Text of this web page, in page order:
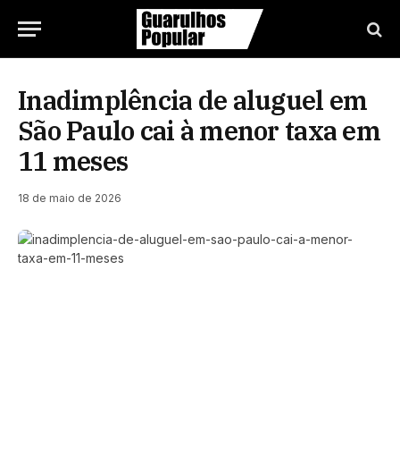
Inadimplência de aluguel em
São Paulo cai à menor taxa em
11 meses
18 de maio de 2026